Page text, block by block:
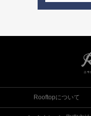
Rooftopについて